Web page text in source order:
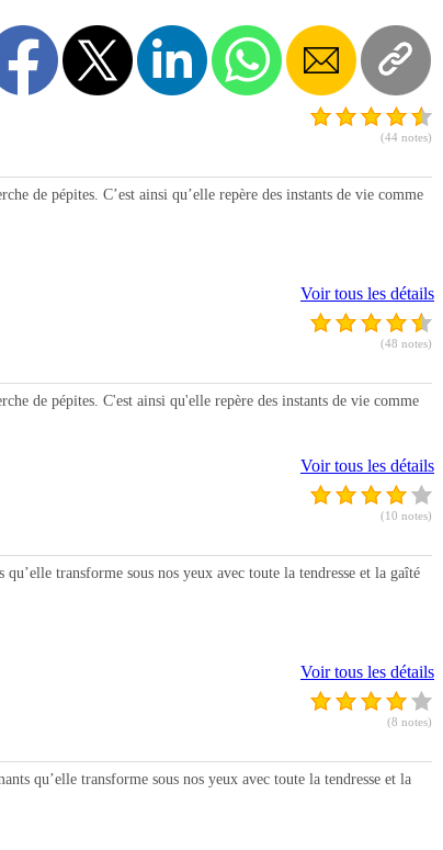
(44 notes)
de pépites. C’est ainsi qu’elle repère des instants de vie comme
Voir tous les détails
(48 notes)
de pépites. C'est ainsi qu'elle repère des instants de vie comme
Voir tous les détails
(10 notes)
transforme sous nos yeux avec toute la tendresse et la gaîté
Voir tous les détails
(8 notes)
qu’elle transforme sous nos yeux avec toute la tendresse et la